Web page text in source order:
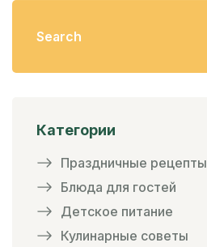
Категории
Праздничные рецепты
Блюда для гостей
Детское питание
Кулинарные советы